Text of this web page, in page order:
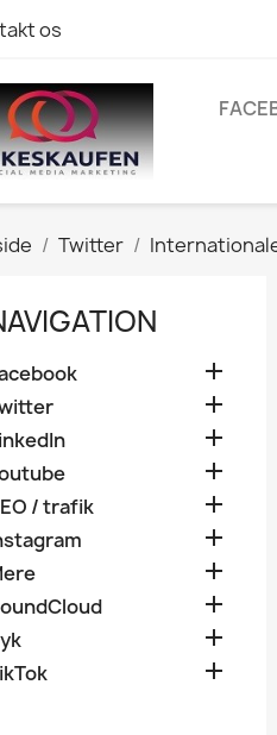
os
Twitter




/ trafik 




